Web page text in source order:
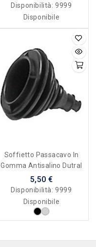
Disponibilità:9999
Disponibile
Soffietto Passacavo In
Gomma Antisalino Dutral
5,50 €
Disponibilità:9999
Disponibile